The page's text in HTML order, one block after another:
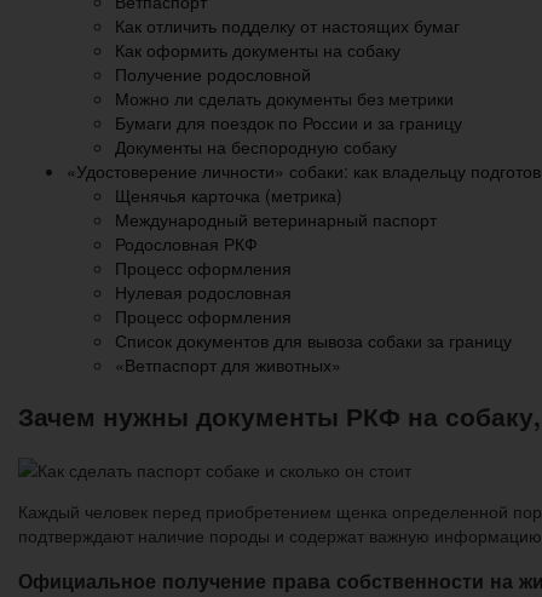
Как отличить подделку от настоящих бумаг
Как оформить документы на собаку
Получение родословной
Можно ли сделать документы без метрики
Бумаги для поездок по России и за границу
Документы на беспородную собаку
«Удостоверение личности» собаки: как владельцу
Щенячья карточка (метрика)
Международный ветеринарный паспорт
Родословная РКФ
Процесс оформления
Нулевая родословная
Процесс оформления
Список документов для вывоза собаки за границу
«Ветпаспорт для животных»
Зачем нужны документы РКФ на собаку,
Каждый человек перед приобретением щенка определенной
подтверждают наличие породы и содержат важную
Официальное получение права собственности на